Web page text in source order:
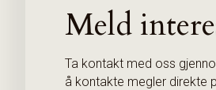
Meld
Ta kontakt med oss
å kontakte megler direkte